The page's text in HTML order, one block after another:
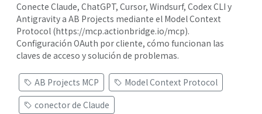
Conecte Claude, ChatGPT, Cursor, Windsurf, Codex CLI y
Antigravity a AB Projects mediante el Model Context
Protocol (https://mcp.actionbridge.io/mcp).
Configuración OAuth por cliente, cómo funcionan las
claves de acceso y solución de problemas.
AB Projects MCP
Model Context Protocol
conector de Claude